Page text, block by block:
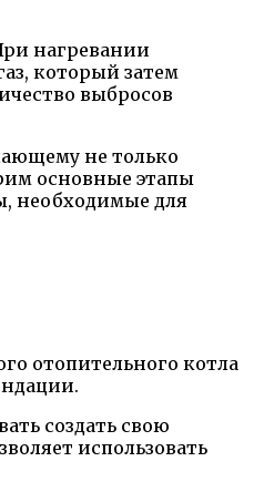
нагревании
который затем
выбросов
не только
основные этапы
необходимые для
отопительного котла
создать свою
использовать